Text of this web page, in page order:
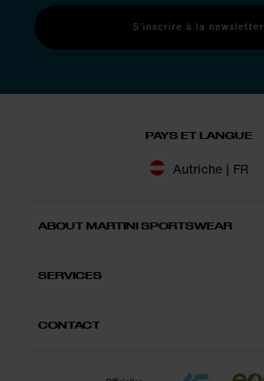
S'inscrire à la newsletter
PAYS ET LANGUE
Autriche | FR
ABOUT MARTINI SPORTSWEAR
SERVICES
CONTACT